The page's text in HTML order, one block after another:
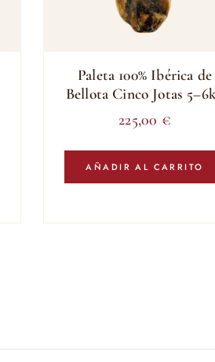
Paleta 100% Ibérica de
Bellota Cinco Jotas
225,00 €
AÑADIR AL CARRITO